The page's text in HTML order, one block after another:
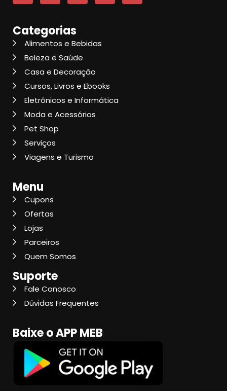
Categorias
Alimentos e Bebidas
Beleza e Saúde
Casa e Decoração
Cursos, Livros e Ebooks
Eletrônicos e Informática
Moda e Acessórios
Pet Shop
Serviços
Viagens e Turismo
Menu
Cupons
Ofertas
Lojas
Parceiros
Quem Somos
Suporte
Fale Conosco
Dúvidas Frequentes
Baixe o APP MEB